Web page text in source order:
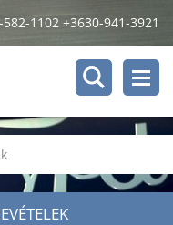
1102 +3630-941-3921